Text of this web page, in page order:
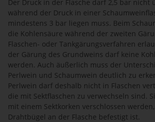
Der Druck in der Flasche darf 2,5 bar nicht
während der Druck in einer
mindestens 3 bar liegen muss. Beim
die Kohlensäure während der zweiten
Flaschen- oder Tankgärungsverfahren
der Gärung des Grundweins darf keine
werden. Auch äußerlich muss der
Perlwein und Schaumwein deutlich zu
Perlwein darf deshalb nicht in Flaschen
die mit Sektflaschen zu verwechseln sind.
mit einem Sektkorken verschlossen
Drahtbügel an der Flasche befestigt ist.